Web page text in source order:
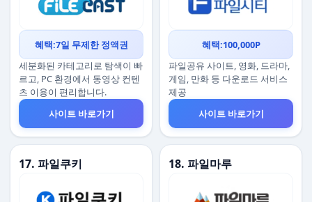
혜택:7일 무제한 정액권
세분화된 카테고리로 탐색이 빠
르고, PC 환경에서 동영상 컨텐
츠 이용이 편리합니다.
사이트 바로가기
혜택:100,000P
파일공유 사이트, 영화, 드라마,
게임, 만화 등 다운로드 서비스
제공
사이트 바로가기
17. 파일쿠키 18. 파일마루